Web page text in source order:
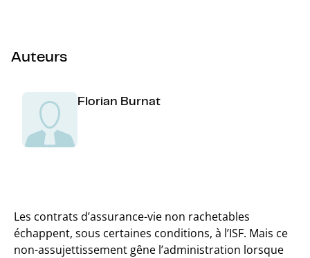
Auteurs
Florian Burnat
Les contrats d’assurance-vie non rachetables
échappent, sous certaines conditions, à l’ISF. Mais ce
non-assujettissement gêne l’administration lorsque